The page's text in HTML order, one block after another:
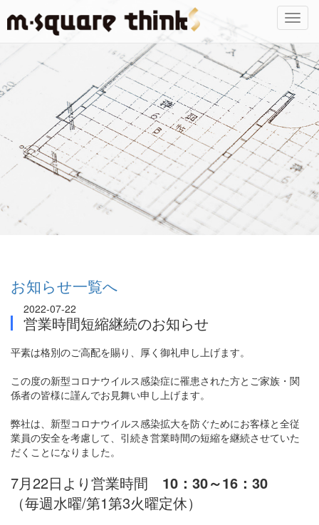
お知らせ一覧へ
2022-07-22
営業時間短縮継続のお知らせ
平素は格別のご高配を賜り、厚く御礼申し上げます。
この度の新型コロナウイルス感染症に罹患された方とご家族・関
係者の皆様に謹んでお見舞い申し上げます。
弊社は、新型コロナウイルス感染拡大を防ぐためにお客様と全従
業員の安全を考慮して、引続き営業時間の短縮を継続させていた
だくことになりました。
7月22日より営業時間 10：30～16：30
（毎週水曜/第1第3火曜定休）